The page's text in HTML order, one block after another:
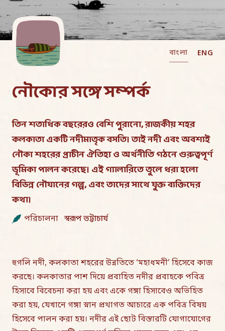
বাংলা ENG
নৌকোর সঙ্গে সম্পর্ক
তিন শতাধিক বছরেরও বেশি পুরানো, রাজকীয় শহর
কলকাতা একটি নদীমাতৃক বসতি। তাই নদী এবং অবশ্যই
নৌকা শহরের প্রাচীন ঐতিহ্য ও অর্থনীতি গঠনে গুরুত্বপূর্ণ
ভূমিকা পালন করেছে। এই গ্যালারিতে তুলে ধরা হলো
বিভিন্ন নৌযানের গল্প, এবং তাদের সাথে যুক্ত ব্যক্তিদের
কথা।
পরিচালনা স্বরূপ ভট্টাচার্য
হুগলি নদী, কলকাতা শহরের উন্নতিতে ‘মহাধমনী’ হিসেবে কাজ
করছে। কলকাতার পাশ দিয়ে প্রবাহিত নদীর প্রবাহকে পবিত্র
হিসাবে বিবেচনা করা হয় এবং একে গঙ্গা হিসাবেও অভিহিত
করা হয়, যেখানে গঙ্গা স্নান প্রথাগত আচারে এক পবিত্র বিষয়
হিসেবে পালন করা হয়। নদীর এই ছোট বিস্তারটি যোগাযোগের